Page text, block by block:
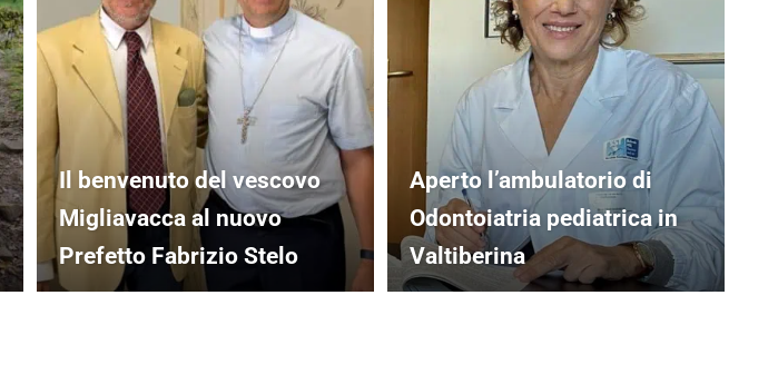
Il benvenuto del vescovo
Migliavacca al nuovo
Prefetto Fabrizio Stelo
Aperto l’ambulatorio di
Odontoiatria pediatrica in
Valtiberina